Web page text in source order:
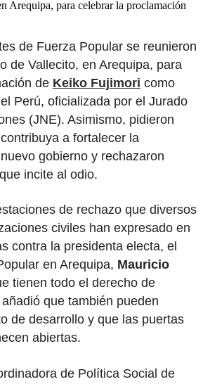
Arequipa, para celebrar la proclamación
de Fuerza Popular se reunieron
de Vallecito, en Arequipa, para
de Keiko Fujimori como
Perú, oficializada por el Jurado
(JNE). Asimismo, pidieron
a fortalecer la
gobierno y rechazaron
incite al odio.
de rechazo que diversos
civiles han expresado en
contra la presidenta electa, el
en Arequipa, Mauricio
tienen todo el derecho de
que también pueden
de desarrollo y que las puertas
abiertas.
de Política Social de